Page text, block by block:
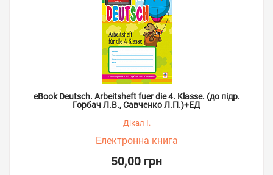
eBook Deutsch. Arbeitsheft fuer die 4. Klasse. (до підр.
Горбач Л.В., Савченко Л.П.)+ЕД
Дікал І.
Електронна книга
50,00 грн